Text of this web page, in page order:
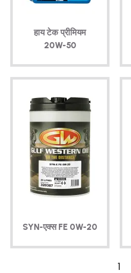
हाय टेक प्रीमियम
20W-50
SYN-एक्सFE 0W-20
1